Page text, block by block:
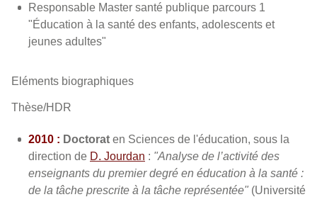
Responsable Master santé publique parcours 1
"Éducation à la santé des enfants, adolescents et
jeunes adultes"
Eléments biographiques
Thèse/HDR
2010 : Doctorat en Sciences de l'éducation, sous la
direction de D. Jourdan : "Analyse de l’activité des
enseignants du premier degré en éducation à la santé :
de la tâche prescrite à la tâche représentée" (Université